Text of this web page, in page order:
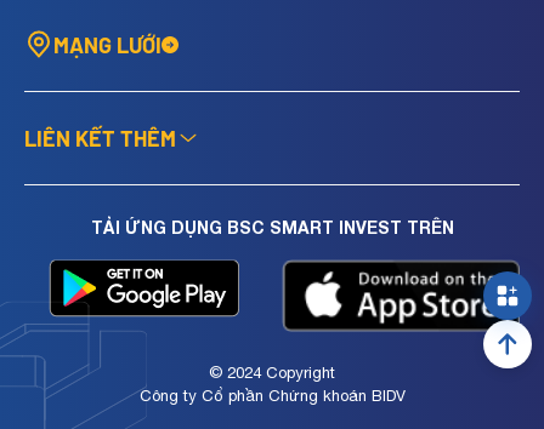
MẠNG LƯỚI
LIÊN KẾT THÊM
TẢI ỨNG DỤNG BSC SMART INVEST TRÊN
© 2024 Copyright
Công ty Cổ phần Chứng khoán BIDV